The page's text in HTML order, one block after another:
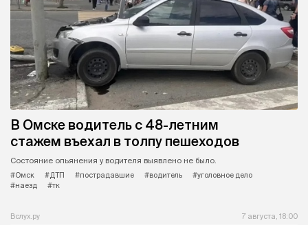
В Омске водитель с 48-летним
стажем въехал в толпу пешеходов
Состояние опьянения у водителя выявлено не было.
#Омск
#ДТП #пострадавшие #водитель
#уголовное дело
#наезд
#тк
Вслух.ру 7 августа, 18:00